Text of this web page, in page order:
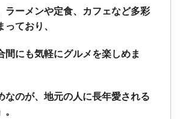
ラーメンや定食、カフェなど多彩
ており、
間にも気軽にグルメを楽しめま
なのが、地元の人に長年愛される